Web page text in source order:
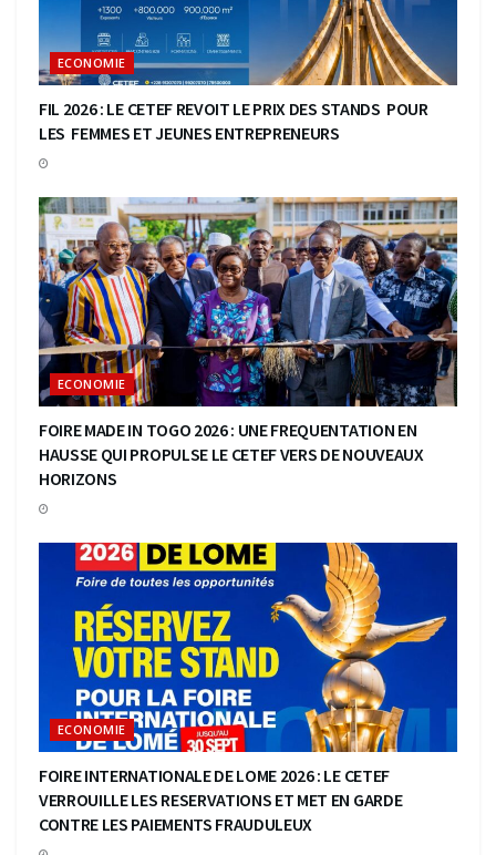
ECONOMIE
FIL 2026 : LE CETEF REVOIT LE PRIX DES STANDS POUR
LES FEMMES ET JEUNES ENTREPRENEURS
ECONOMIE
FOIRE MADE IN TOGO 2026 : UNE FREQUENTATION EN
HAUSSE QUI PROPULSE LE CETEF VERS DE NOUVEAUX
HORIZONS
ECONOMIE
FOIRE INTERNATIONALE DE LOME 2026 : LE CETEF
VERROUILLE LES RESERVATIONS ET MET EN GARDE
CONTRE LES PAIEMENTS FRAUDULEUX